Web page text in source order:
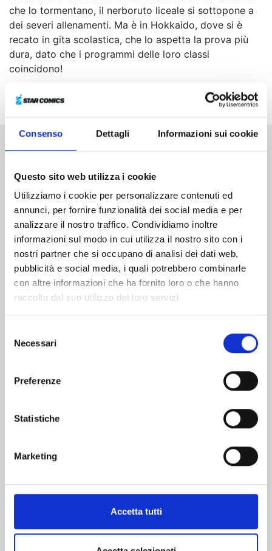
Consenso Dettagli Informazioni sui cookie
Questo sito web utilizza i cookie
Utilizziamo i cookie per personalizzare contenuti ed
annunci, per fornire funzionalità dei social media e per
analizzare il nostro traffico. Condividiamo inoltre
informazioni sul modo in cui utilizza il nostro sito con i
nostri partner che si occupano di analisi dei dati web,
pubblicità e social media, i quali potrebbero combinarle
con altre informazioni che ha fornito loro o che hanno
raccolto dal suo utilizzo dei loro servizi.
delNecessari
Preferenze
Statistiche
Marketing
Accetta tutti
che lo tormentano, il nerboruto liceale si sottopone a
dei severi allenamenti. Ma è in Hokkaido, dove si è
recato in gita scolastica, che lo aspetta la prova più
dura, dato che i programmi delle loro classi
coincidono!
Mostra tutto